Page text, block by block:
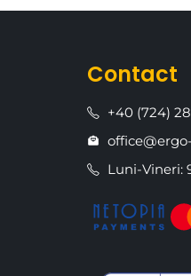
Contact
+40 (724)
Luni-Vineri: